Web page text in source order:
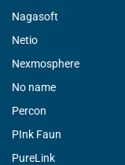
Nagasoft
Netio
Nexmosphere
No name
Percon
PInk Faun
PureLink